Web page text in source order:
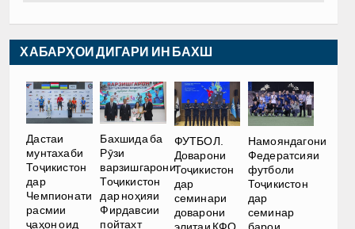
ХАБАРҲОИ ДИГАРИ ИН БАХШ
Дастаи
мунтахаби
Тоҷикистон
дар
Чемпионати
расмии
ҷаҳон оид
Бахшида ба
Рӯзи
варзишгарони
Тоҷикистон
дар ноҳияи
Фирдавсии
пойтахт
ФУТБОЛ.
Доварони
Тоҷикистон
дар
семинари
доварони
элитаи КФО
Намояндагони
Федератсияи
футболи
Тоҷикистон
дар
семинар
барои